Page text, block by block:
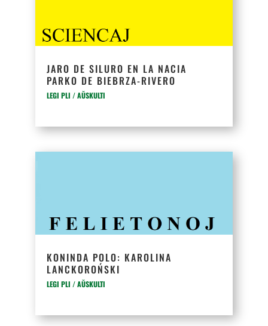
JARO DE SILURO EN LA NACIA
PARKO DE BIEBRZA-RIVERO
LEGI PLI / AŬSKULTI
KONINDA POLO: KAROLINA
LANCKOROŃSKI
LEGI PLI / AŬSKULTI